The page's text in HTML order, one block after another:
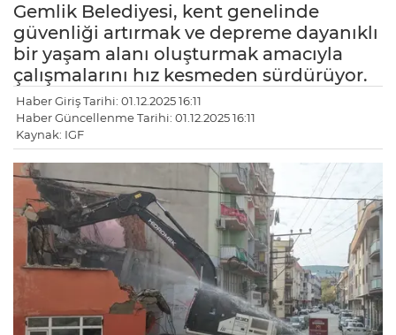
Gemlik Belediyesi, kent genelinde
güvenliği artırmak ve depreme dayanıklı
bir yaşam alanı oluşturmak amacıyla
çalışmalarını hız kesmeden sürdürüyor.
Haber Giriş Tarihi: 01.12.2025 16:11
Haber Güncellenme Tarihi: 01.12.2025 16:11
Kaynak: IGF